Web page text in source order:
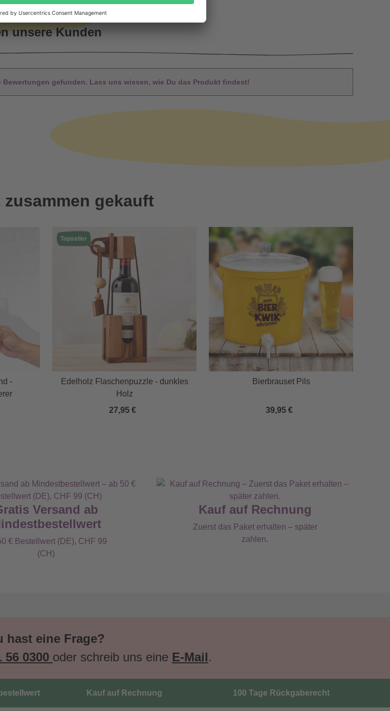
unsere Kunden
Bewertungen gefunden. Lass uns wissen, wie Du das Produkt findest!
gekauft
-
Topseller
Edelholz Flaschenpuzzle - dunkles
Holz
27,95 €
Bierbrauset Pils
39,95 €
Versand ab
€ Bestellwert (DE), CHF 99
(CH)
Kauf auf Rechnung
Zuerst das Paket erhalten – später
zahlen.
hast eine Frage?
56 0300 oder schreib uns eine E-Mail.
Kauf auf Rechnung 100 Tage Rückgaberecht